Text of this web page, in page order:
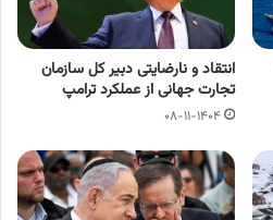
انتقاد و نارضایتی دبیر کل سازمان
تجارت جهانی از عملکرد ترامپ
۰۸-۱۱-۱۴۰۴